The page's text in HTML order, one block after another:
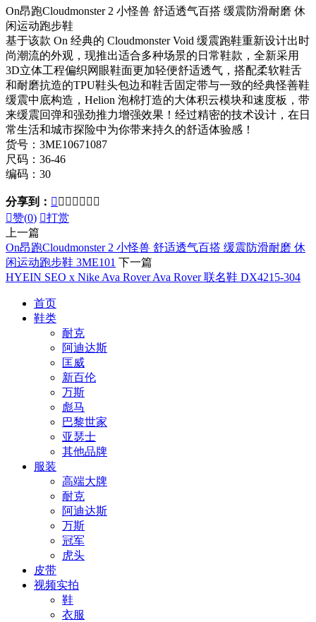
On昂跑Cloudmonster 2 小怪兽 舒适透气百搭 缓震防滑耐磨 休
闲运动跑步鞋
基于该款 On 经典的 Cloudmonster Void 缓震跑鞋重新设计出时
尚潮流的外观，现推出适合多种场景的日常鞋款，全新采用
3D立体工程偏织网眼鞋面更加轻便舒适透气，搭配柔软鞋舌
和耐磨抗造的TPU鞋头包边和鞋舌固定带与一致的经典怪善鞋
缓震中底构造，Helion 泡棉打造的大体积云模块和速度板，带
来缓震回弹和强劲推力增强效果！经过精密的技术设计，在日
常生活和城市探险中为你带来持久的舒适体验感！
货号：3ME10671087
尺码：36-46
编码：30
分享到：       
赞(0) 打赏
上一篇
On昂跑Cloudmonster 2 小怪兽 舒适透气百搭 缓震防滑耐磨 休
闲运动跑步鞋 3ME101 下一篇
HYEIN SEO x Nike Ava Rover Ava Rover 联名鞋 DX4215-304
首页
鞋类
耐克
阿迪达斯
匡威
新百伦
万斯
彪马
巴黎世家
亚瑟士
其他品牌
服装
高端大牌
耐克
阿迪达斯
万斯
冠军
虎头
皮带
视频实拍
鞋
衣服